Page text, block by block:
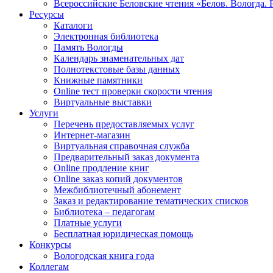
Всероссийские Беловские чтения «Белов. Вологда.
Ресурсы
Каталоги
Электронная библиотека
Память Вологды
Календарь знаменательных дат
Полнотекстовые базы данных
Книжные памятники
Online тест проверки скорости чтения
Виртуальные выставки
Услуги
Перечень предоставляемых услуг
Интернет-магазин
Виртуальная справочная служба
Предварительный заказ документа
Online продление книг
Online заказ копий документов
Межбиблиотечный абонемент
Заказ и редактирование тематических списков
Библиотека – педагогам
Платные услуги
Бесплатная юридическая помощь
Конкурсы
Вологодская книга года
Коллегам